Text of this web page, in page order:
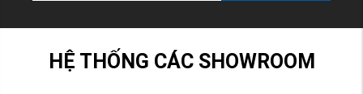
HỆ THỐNG CÁC SHOWROOM